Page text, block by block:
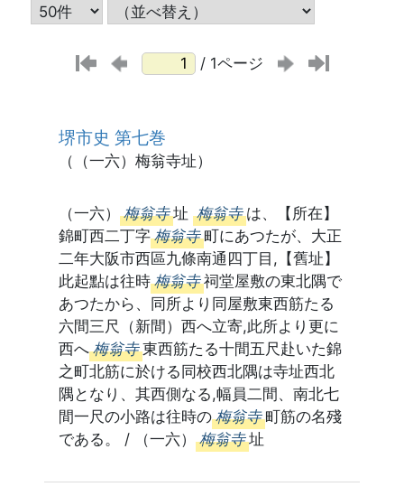
/ 1ページ
堺市史 第七巻
（（一六）梅翁寺址）
（一六） 梅翁寺 址 梅翁寺 は、【所在】
錦町西二丁字 梅翁寺 町にあつたが、大正
二年大阪市西區九條南通四丁目,【舊址】
此起點は往時 梅翁寺 祠堂屋敷の東北隅で
あつたから、同所より同屋敷東西筋たる
六間三尺（新間）西へ立寄,此所より更に
西へ 梅翁寺 東西筋たる十間五尺赴いた錦
之町北筋に於ける同校西北隅は寺址西北
隅となり、其西側なる,幅員二間、南北七
間一尺の小路は往時の 梅翁寺 町筋の名殘
である。 / （一六） 梅翁寺 址